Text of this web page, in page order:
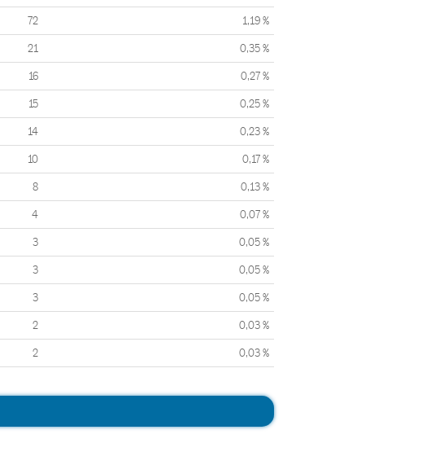
72 1,19 %
21 0,35 %
16 0,27 %
15 0,25 %
14 0,23 %
10 0,17 %
8 0,13 %
4 0,07 %
3 0,05 %
3 0,05 %
3 0,05 %
2 0,03 %
2 0,03 %